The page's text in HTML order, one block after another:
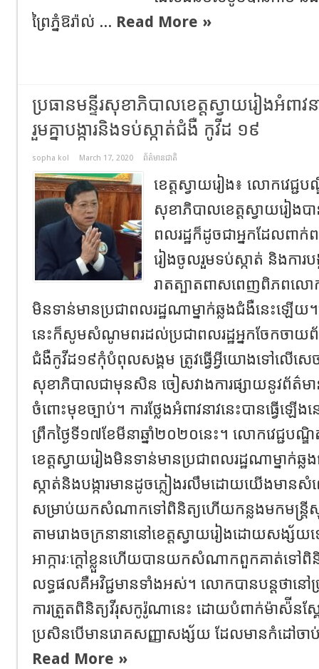
ព្រៃភ្នំឱរ៉ាល់ ... Read More »
ប្រធានមន្ទីរសុខាភិបាលខេត្តស្វាយរៀងអំពា
រួមគ្នាបង្ការនិងទប់ស្កាត់ជំងឺ កូវីដ ១៩
sopha kol March 17, 2020 ព័ត៌មានជាតិ
ខេត្តស្វាយរៀង៖ លោកវេជ្ជបណ្
សុខាភិបាលខេត្តស្វាយរៀងបា
ពលរដ្ឋក៏ដូចជាអ្នកដែលពាក់
រៀងចូលរួមទប់ស្កាត់ និងការ
រាតត្បាតពាសពេញពិភពលោ
មិនទាន់មានប្រជាពលរដ្ឋណាម្នាក់ឆ្លងជំងឺនេះឡើ
នេះក៏សូមសំណូមពរដល់ប្រជាពលរដ្ឋអ្នកចែកចាយព័
ជំងឺកូវីដ១៩កុំបំពុលសង្គម ត្រូវធ្វើអ្វីយោងទៅលើសេ
សុខាភិបាលជាមុនសិន ចៀសវាងការផ្សាយនូវព័ត៌
ចំពោះមុខច្បាប់។ ការថ្លែងអំពាវនាវនេះបានធ្វើឡើ
ព្រឹកថ្ងៃទី១៧ខែមីនាឆ្នាំ២០២០នេះ។ លោកវេជ្ជបណ្ឌិ
ខេត្តស្វាយរៀងមិនទាន់មានប្រជាពលរដ្ឋណាម្នាក់ឆ្
ស្កាត់និងបង្ការមានដូចភ្លៀងរលឹមដោយយើងមានសំ
សម្រាប់យកសំណាកទៅពិនិត្យហើយកន្លងមកមន្ត្រី
តាមរោងចក្រនានានៅខេត្តស្វាយរៀងដោយសង្ស័
អាក្ការៈក្តៅខ្លួនហើយបានយកសំណាកពួកគាត់ទៅពិនិត្
លទ្ធផលគឺអវិជ្ជមានទាំងអស់។ លោកបានបន្តថានៅច្រ
ការត្រួតពិនិត្យវីរុសកូរ៉ូណានេះ ដោយបំពាក់ម៉ាស៉ីនស្គ
ប្រសិនបើមានរោគសញ្ញាសង្ស័យ ដែលមានកំដៅចា
Read More »